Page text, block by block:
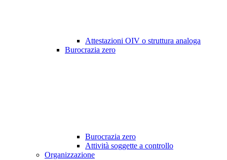
Attestazioni OIV o struttura analoga
Burocrazia zero
Burocrazia zero
Attività soggette a controllo
Organizzazione